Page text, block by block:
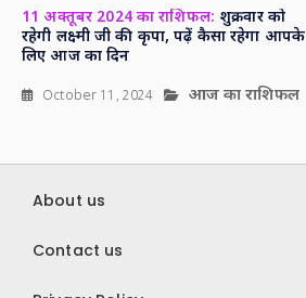
11 अक्तूबर 2024 का राशिफल: शुक्रवार को
रहेगी लक्ष्मी जी की कृपा, पढ़ें कैसा रहेगा आपके
लिए आज का दिन
October 11, 2024 आज का राशिफल
About us
Contact us